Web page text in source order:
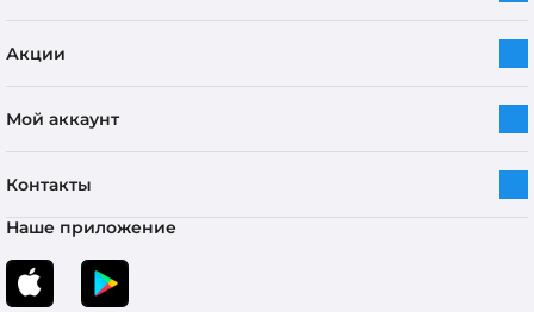
Акции
Мой аккаунт
Контакты
Наше приложение